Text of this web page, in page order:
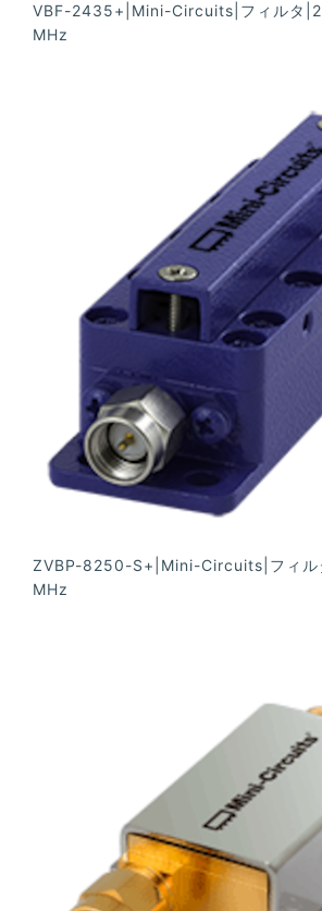
VBF-2435+|Mini-Circuits|フィルタ
MHz
ZVBP-8250-S+|Mini-Circuits|フィ
MHz